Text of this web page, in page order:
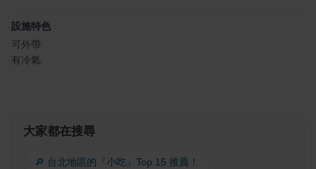
設施特色
可外帶
有冷氣
大家都在搜尋
🔎 台北地區的『小吃』Top 15 推薦！